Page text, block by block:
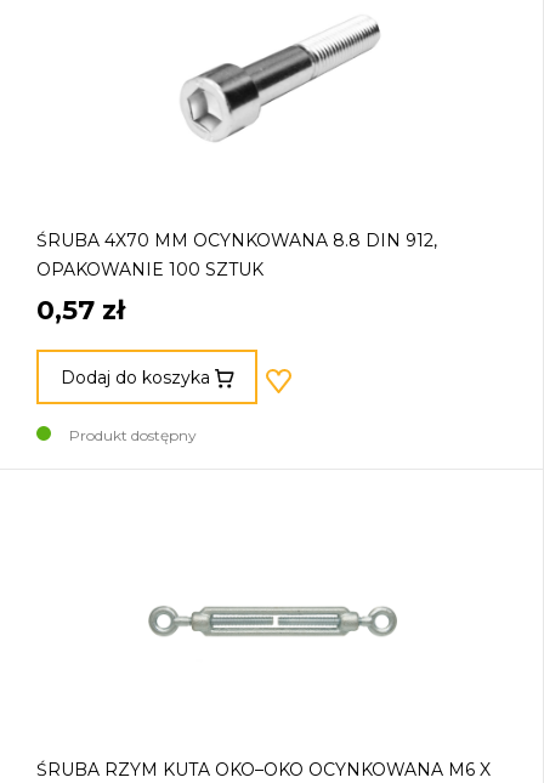
ŚRUBA 4X70 MM OCYNKOWANA 8.8 DIN 912,
OPAKOWANIE 100 SZTUK
0,57 zł
Dodaj do koszyka
Produkt dostępny
ŚRUBA RZYM KUTA OKO–OKO OCYNKOWANA M6 X